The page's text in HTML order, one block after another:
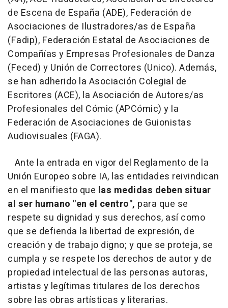
de Escena de España (ADE), Federación de
Asociaciones de Ilustradores/as de España
(Fadip), Federación Estatal de Asociaciones de
Compañías y Empresas Profesionales de Danza
(Feced) y Unión de Correctores (Unico). Además,
se han adherido la Asociación Colegial de
Escritores (ACE), la Asociación de Autores/as
Profesionales del Cómic (APCómic) y la
Federación de Asociaciones de Guionistas
Audiovisuales (FAGA).
Ante la entrada en vigor del Reglamento de la
Unión Europeo sobre IA, las entidades reivindican
en el manifiesto que las medidas deben situar
al ser humano "en el centro", para que se
respete su dignidad y sus derechos, así como
que se defienda la libertad de expresión, de
creación y de trabajo digno; y que se proteja, se
cumpla y se respete los derechos de autor y de
propiedad intelectual de las personas autoras,
artistas y legítimas titulares de los derechos
sobre las obras artísticas y literarias.